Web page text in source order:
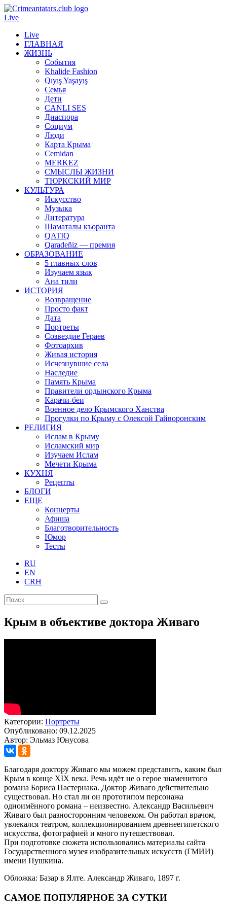
Live
Live
ГЛАВНАЯ
ЖИЗНЬ
События
Khalide Fashion
Qıyış Yaşayış
Семья
Дети
CANLI SES
Диаспора
Социум
Люди
Карта Крыма
Cemidan
МERKEZ
СМЫСЛЫ ЖИЗНИ
ТЮРКСКИЙ МИР
КУЛЬТУРА
Искусство
Музыка
Литература
Шаматалы къоранта
QATIQ
Qaradeñiz — премия
ОБРАЗОВАНИЕ
5 главных слов
Изучаем язык
Ана тили
ИСТОРИЯ
Возвращение
Просто факт
Дата
Портреты
Созвездие Гераев
Фотоархив
Живая история
Исчезнувшие села
Наследие
Память Крыма
Правители ордынского Крыма
Карачи-беи
Военное дело Крымского Ханства
Прогулки по Крыму с Олексой Гайворонским
РЕЛИГИЯ
Ислам в Крыму
Исламский мир
Изучаем Ислам
Мечети Крыма
КУХНЯ
Рецепты
БЛОГИ
ЕЩЕ
Концерты
Афиша
Благотворительность
Юмор
Тесты
RU
EN
CRH
Крым в объективе доктора Живаго
Категории: Портреты
Опубликовано: 09.12.2025
Автор: Эльмаз Юнусова
Благодаря доктору Живаго мы можем представить, каким был
Крым в конце XIX века. Речь идёт не о герое знаменитого
романа Бориса Пастернака. Доктор Живаго действительно
существовал. Но стал ли он прототипом персонажа
одноимённого романа – неизвестно. Александр Васильевич
Живаго был разносторонним человеком. Он работал врачом,
увлекался театром, коллекционированием древнеегипетского
искусства, фотографией и много путешествовал.
При подготовке сюжета использовались материалы сайта
Государственного музея изобразительных искусств (ГМИИ)
имени Пушкина.
Обложка: Базар в Ялте. Александр Живаго, 1897 г.
САМОЕ ПОПУЛЯРНОЕ ЗА СУТКИ